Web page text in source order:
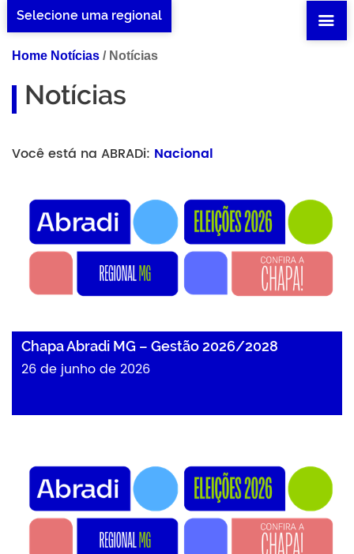
Selecione uma regional
Home Notícias / Notícias
Notícias
Você está na ABRADi: Nacional
Chapa Abradi MG – Gestão 2026/2028
26 de junho de 2026